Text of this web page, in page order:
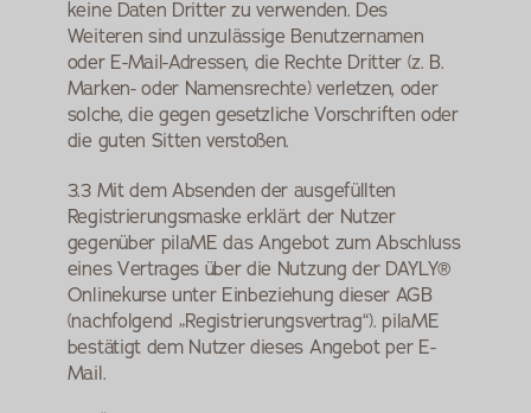
keine Daten Dritter zu verwenden. Des
Weiteren sind unzulässige Benutzernamen
oder E-Mail-Adressen, die Rechte Dritter (z. B.
Marken- oder Namensrechte) verletzen, oder
solche, die gegen gesetzliche Vorschriften oder
die guten Sitten verstoßen.
3.3 Mit dem Absenden der ausgefüllten
Registrierungsmaske erklärt der Nutzer
gegenüber pilaME das Angebot zum Abschluss
eines Vertrages über die Nutzung der DAYLY®
Onlinekurse unter Einbeziehung dieser AGB
(nachfolgend „Registrierungsvertrag“). pilaME
bestätigt dem Nutzer dieses Angebot per E-
Mail.